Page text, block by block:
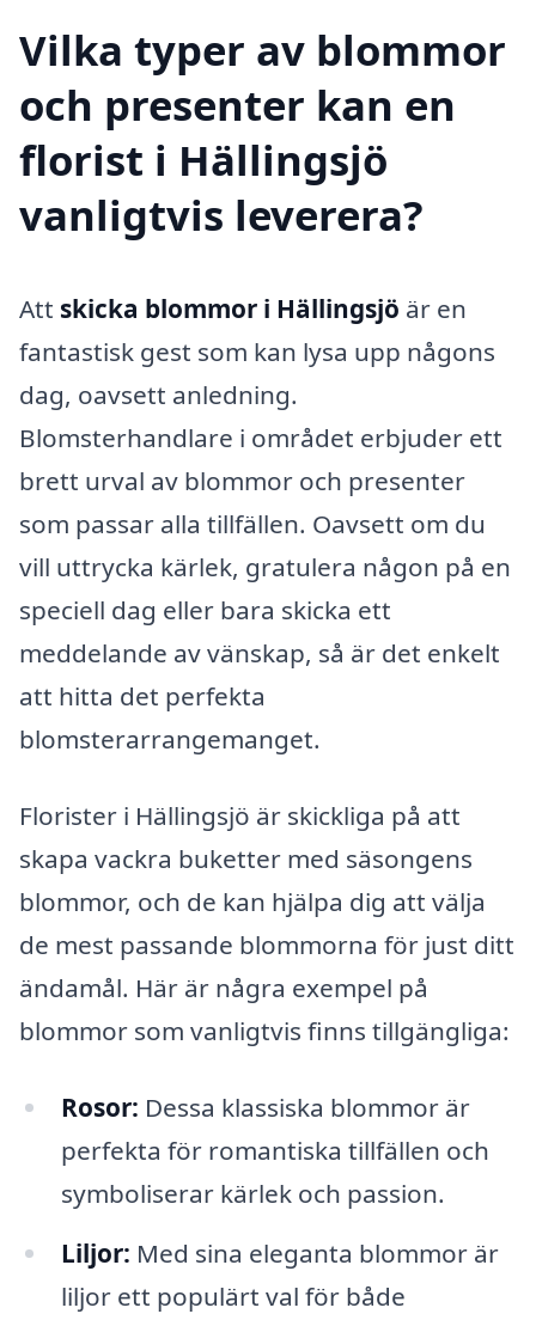
Vilka typer av blommor
och presenter kan en
florist i Hällingsjö
vanligtvis leverera?
Att skicka blommor i Hällingsjö är en
fantastisk gest som kan lysa upp någons
dag, oavsett anledning.
Blomsterhandlare i området erbjuder ett
brett urval av blommor och presenter
som passar alla tillfällen. Oavsett om du
vill uttrycka kärlek, gratulera någon på en
speciell dag eller bara skicka ett
meddelande av vänskap, så är det enkelt
att hitta det perfekta
blomsterarrangemanget.
Florister i Hällingsjö är skickliga på att
skapa vackra buketter med säsongens
blommor, och de kan hjälpa dig att välja
de mest passande blommorna för just ditt
ändamål. Här är några exempel på
blommor som vanligtvis finns tillgängliga:
Rosor: Dessa klassiska blommor är
perfekta för romantiska tillfällen och
symboliserar kärlek och passion.
Liljor: Med sina eleganta blommor är
liljor ett populärt val för både